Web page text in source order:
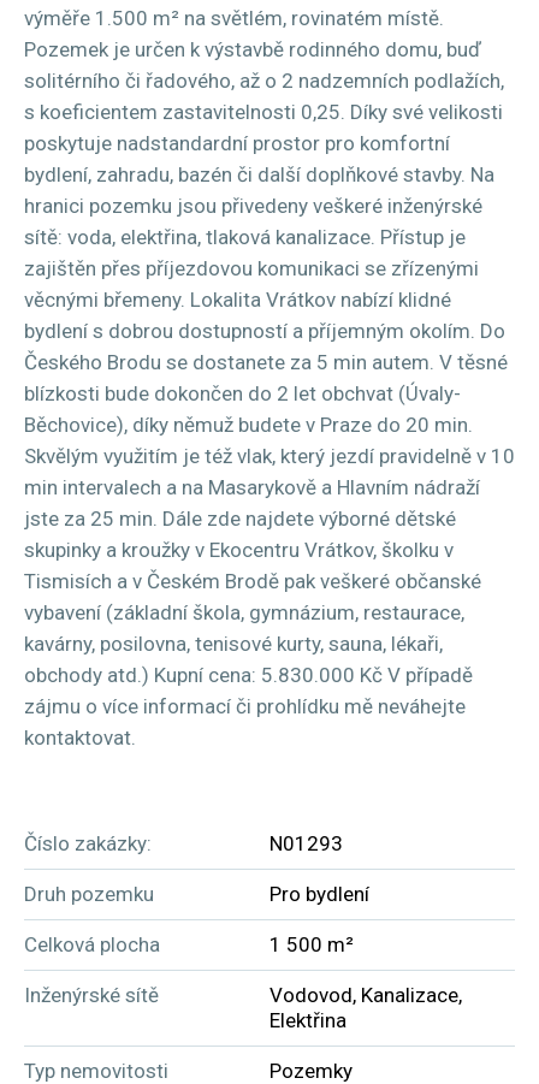
výměře 1.500 m² na světlém, rovinatém místě.
Pozemek je určen k výstavbě rodinného domu, buď
solitérního či řadového, až o 2 nadzemních podlažích,
s koeficientem zastavitelnosti 0,25. Díky své velikosti
poskytuje nadstandardní prostor pro komfortní
bydlení, zahradu, bazén či další doplňkové stavby. Na
hranici pozemku jsou přivedeny veškeré inženýrské
sítě: voda, elektřina, tlaková kanalizace. Přístup je
zajištěn přes příjezdovou komunikaci se zřízenými
věcnými břemeny. Lokalita Vrátkov nabízí klidné
bydlení s dobrou dostupností a příjemným okolím. Do
Českého Brodu se dostanete za 5 min autem. V těsné
blízkosti bude dokončen do 2 let obchvat (Úvaly-
Běchovice), díky němuž budete v Praze do 20 min.
Skvělým využitím je též vlak, který jezdí pravidelně v 10
min intervalech a na Masarykově a Hlavním nádraží
jste za 25 min. Dále zde najdete výborné dětské
skupinky a kroužky v Ekocentru Vrátkov, školku v
Tismisích a v Českém Brodě pak veškeré občanské
vybavení (základní škola, gymnázium, restaurace,
kavárny, posilovna, tenisové kurty, sauna, lékaři,
obchody atd.) Kupní cena: 5.830.000 Kč V případě
zájmu o více informací či prohlídku mě neváhejte
kontaktovat.
Číslo zakázky: N01293
Druh pozemku Pro bydlení
Celková plocha 1 500 m²
Inženýrské sítě
Vodovod, Kanalizace,
Elektřina
Typ nemovitosti Pozemky